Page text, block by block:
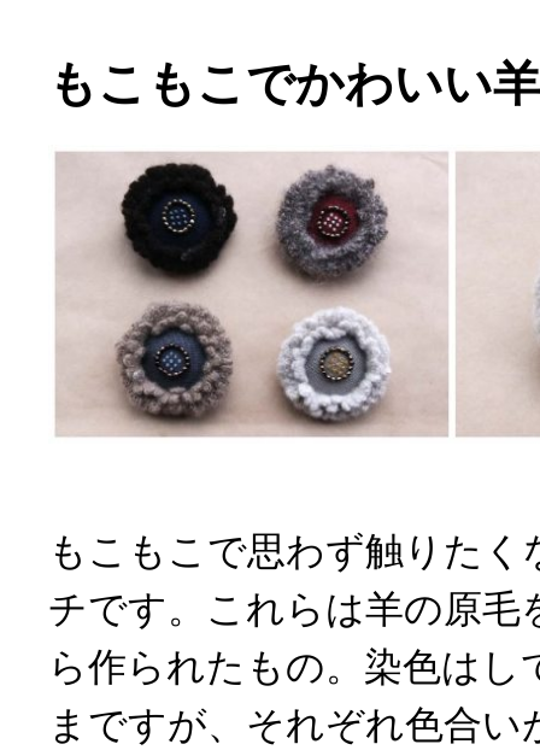
もこもこでかわいい
もこもこで思わず触りた
チです。これらは羊の原毛
ら作られたもの。染色はし
まですが、それぞれ色合い